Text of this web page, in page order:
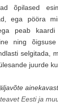
õpilased
ega pööra
peab
ning
selgitada,
juurde
ainekavast
Eesti ja